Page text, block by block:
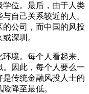
学位。最后，由于人类
自己关系较近的人。
公司，而中国的风投
深圳。
境。每个人看起来、
因此，每个人要么一
传统金融风投人士的
降至最低。